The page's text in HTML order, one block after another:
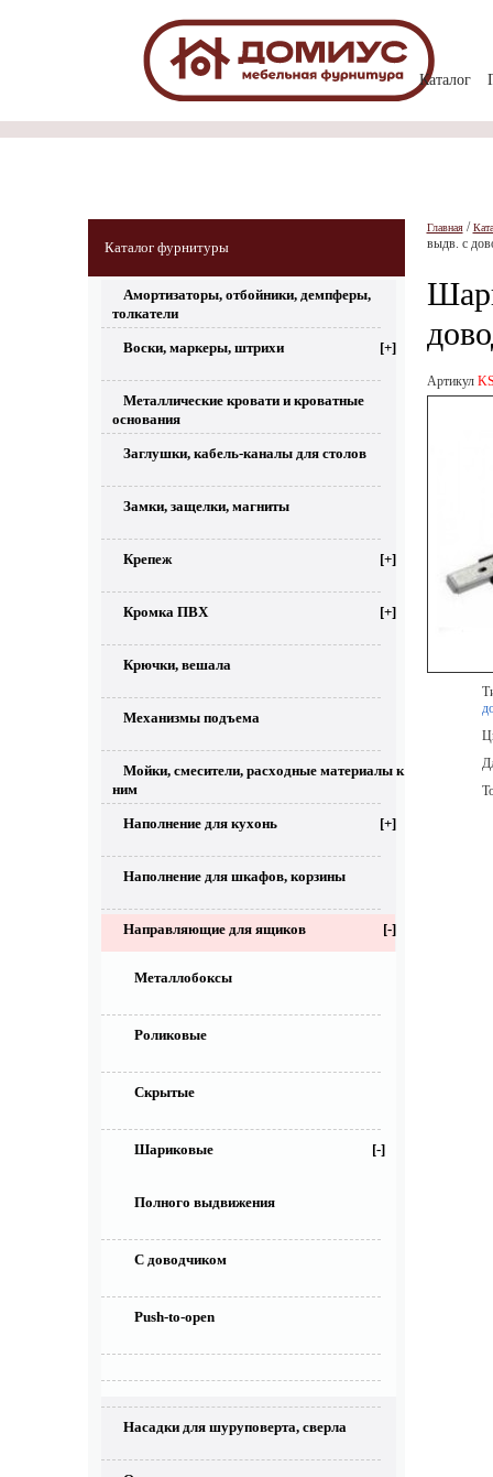
Каталог
Каталог фурнитуры
Амортизаторы, отбойники, демпферы,
толкатели
Воски, маркеры, штрихи [+]
Металлические кровати и кроватные
основания
Заглушки, кабель-каналы для столов
Замки, защелки, магниты
Крепеж [+]
Кромка ПВХ [+]
Крючки, вешала
Механизмы подъема
Мойки, смесители, расходные материалы к
ним
Наполнение для кухонь [+]
Наполнение для шкафов, корзины
Направляющие для ящиков [-]
Металлобоксы
Роликовые
Скрытые
Шариковые [-]
Полного выдвижения
С доводчиком
Push-to-open
Насадки для шуруповерта, сверла
Главная/
выдв. c
Артикул